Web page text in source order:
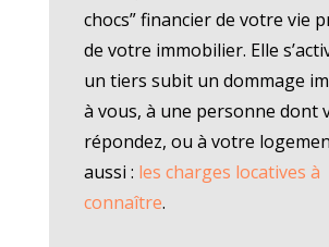
chocs” financier de votre vie
de votre immobilier. Elle
un tiers subit un dommage
à vous, à une personne dont
répondez, ou à votre
aussi : les charges locatives à
connaître.